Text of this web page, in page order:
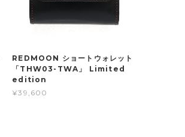
REDMOON ショートウォレット
「THW03-TWA」 Limited
edition
¥39,600